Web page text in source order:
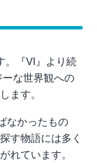
。『VI』より続
な世界観への
ます。
なかったもの
す物語には多く
れています。